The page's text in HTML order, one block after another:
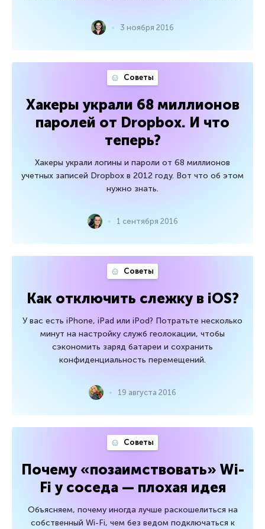
3 ноября 2016
Советы
Хакеры украли 68 миллионов
паролей от Dropbox. И что
теперь?
Хакеры украли логины и пароли от 68 миллионов
учетных записей Dropbox в 2012 году. Вот что об этом
нужно знать.
1 сентября 2016
Советы
Как отключить слежку в iOS?
У вас есть iPhone, iPad или iPod? Потратьте несколько
минут на настройку служб геолокации, чтобы
сэкономить заряд батареи и сохранить
конфиденциальность перемещений.
19 августа 2016
Советы
Почему «позаимствовать» Wi-
Fi у соседа — плохая идея
Объясняем, почему иногда лучше раскошелиться на
собственный Wi-Fi, чем без ведом подключаться к